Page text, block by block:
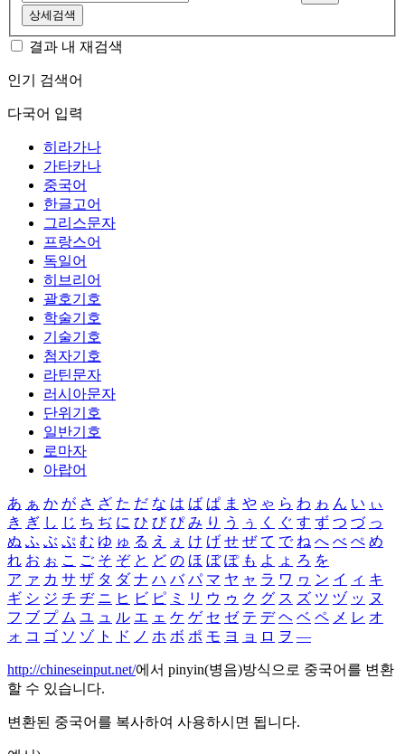
상세검색
결과 내 재검색
인기 검색어
다국어 입력
히라가나
가타카나
중국어
한글고어
그리스문자
프랑스어
독일어
히브리어
괄호기호
학술기호
기술기호
첨자기호
라틴문자
러시아문자
단위기호
일반기호
로마자
아랍어
あ ぁ か が さ ざ た だ な は ば ぱ ま や ゃ ら わ ゎ ん い ぃ
き ぎ し じ ち ぢ に ひ び ぴ み り う ぅ く ぐ す ず つ づ っ
ぬ ふ ぶ ぷ む ゆ ゅ る え ぇ け げ せ ぜ て で ね へ べ ぺ め
れ お ぉ こ ご そ ぞ と ど の ほ ぼ ぽ も よ ょ ろ を
ア ァ カ サ ザ タ ダ ナ ハ バ パ マ ヤ ャ ラ ワ ヮ ン イ ィ キ
ギ シ ジ チ ヂ ニ ヒ ビ ピ ミ リ ウ ゥ ク グ ス ズ ツ ヅ ッ ヌ
フ ブ プ ム ユ ュ ル エ ェ ケ ゲ セ ゼ テ デ ヘ ベ ペ メ レ オ
ォ コ ゴ ソ ゾ ト ド ノ ホ ボ ポ モ ヨ ョ ロ ヲ ―
http://chineseinput.net/에서 pinyin(병음)방식으로 중국어를 변환
할 수 있습니다.
변환된 중국어를 복사하여 사용하시면 됩니다.